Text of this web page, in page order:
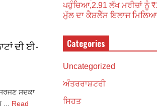
ਦੀ ਈ-
ਸਦਕਾ
Read
ਪਹੁੰਚਿਆ,2.91 ਲੱਖ ਮਰੀਜ਼ਾਂ ਨੂੰ
ਮੁੱਲ ਦਾ ਕੈਸ਼ਲੈੱਸ ਇਲਾਜ ਮਿਲਿਆ
Categories
Uncategorized
ਅੰਤਰਰਾਸ਼ਟਰੀ
ਸਿਹਤ